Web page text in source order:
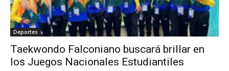
Deportes
Taekwondo Falconiano buscará brillar en
los Juegos Nacionales Estudiantiles